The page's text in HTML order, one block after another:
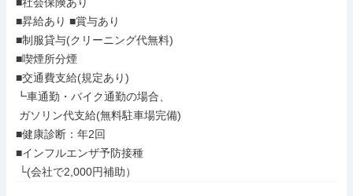
■昇給あり ■賞与あり
■制服貸与(クリーニング代無料)
■喫煙所分煙
■交通費支給(規定あり)
┗車通勤・バイク通勤の場合、
■健康診断：年2回
■インフルエンザ予防接種
└(会社で2,000円補助）